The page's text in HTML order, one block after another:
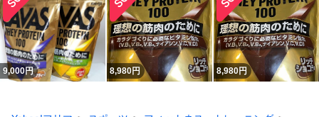
9,000円 8,980円 8,980円